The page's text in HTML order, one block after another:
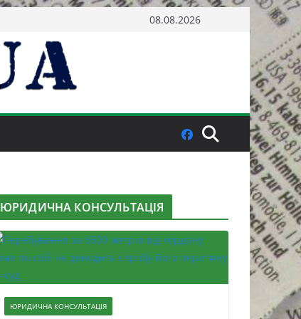
08.08.2026
ЮРИДИЧНА КОНСУЛЬТАЦІЯ
ЮРИДИЧНА КОНСУЛЬТАЦІЯ